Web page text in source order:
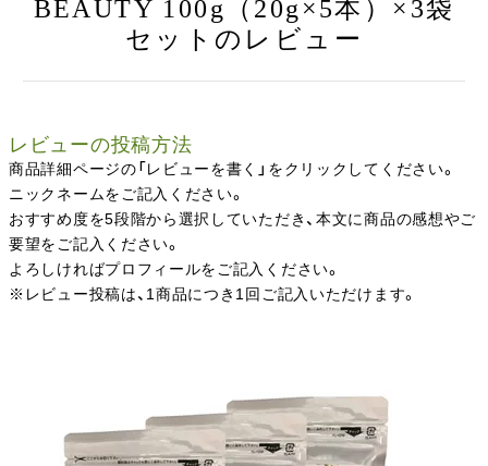
BEAUTY 100g（20g×5本）×3袋
セットのレビュー
レビューの投稿方法
商品詳細ページの「レビューを書く」をクリックしてください。
ニックネームをご記入ください。
おすすめ度を5段階から選択していただき、本文に商品の感想やご
要望をご記入ください。
よろしければプロフィールをご記入ください。
※レビュー投稿は、1商品につき1回ご記入いただけます。